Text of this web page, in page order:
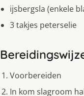
ijsbergsla (enkele
3 takjes peterselie
Voorbereiden
In kom slagroom